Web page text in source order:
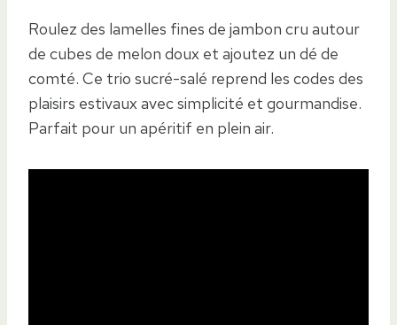
Roulez des lamelles fines de jambon cru autour
de cubes de melon doux et ajoutez un dé de
comté. Ce trio sucré-salé reprend les codes des
plaisirs estivaux avec simplicité et gourmandise.
Parfait pour un apéritif en plein air.